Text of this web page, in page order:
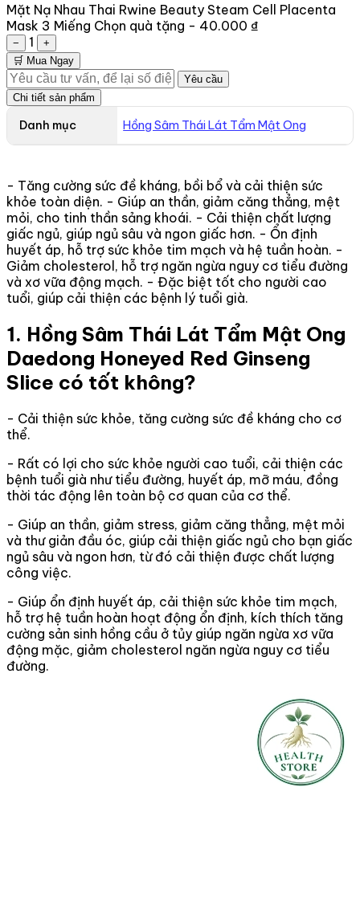
Mặt Nạ Nhau Thai Rwine Beauty Steam Cell Placenta
Mask 3 Miếng Chọn quà tặng - 40.000 ₫
− 1
+
🛒 Mua Ngay
Yêu cầu
Chi tiết sản phẩm
Danh mục Hồng Sâm Thái Lát Tẩm Mật Ong
- Tăng cường sức đề kháng, bồi bổ và cải thiện sức
khỏe toàn diện. - Giúp an thần, giảm căng thẳng, mệt
mỏi, cho tinh thần sảng khoái. - Cải thiện chất lượng
giấc ngủ, giúp ngủ sâu và ngon giấc hơn. - Ổn định
huyết áp, hỗ trợ sức khỏe tim mạch và hệ tuần hoàn. -
Giảm cholesterol, hỗ trợ ngăn ngừa nguy cơ tiểu đường
và xơ vữa động mạch. - Đặc biệt tốt cho người cao
tuổi, giúp cải thiện các bệnh lý tuổi già.
1. Hồng Sâm Thái Lát Tẩm Mật Ong
Daedong Honeyed Red Ginseng
Slice có tốt không?
- Cải thiện sức khỏe, tăng cường sức đề kháng cho cơ
thể.
- Rất có lợi cho sức khỏe người cao tuổi, cải thiện các
bệnh tuổi già như tiểu đường, huyết áp, mỡ máu, đồng
thời tác động lên toàn bộ cơ quan của cơ thể.
- Giúp an thần, giảm stress, giảm căng thẳng, mệt mỏi
và thư giản đầu óc, giúp cải thiện giấc ngủ cho bạn giấc
ngủ sâu và ngon hơn, từ đó cải thiện được chất lượng
công việc.
- Giúp ổn định huyết áp, cải thiện sức khỏe tim mạch,
hỗ trợ hệ tuần hoàn hoạt động ổn định, kích thích tăng
cường sản sinh hồng cầu ở tủy giúp ngăn ngừa xơ vữa
động mặc, giảm cholesterol ngăn ngừa nguy cơ tiểu
đường.